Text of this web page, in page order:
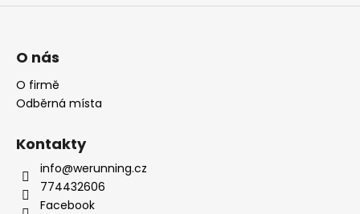
O nás
O firmě
Odběrná místa
Kontakty
info@werunning.cz
774432606
Facebook